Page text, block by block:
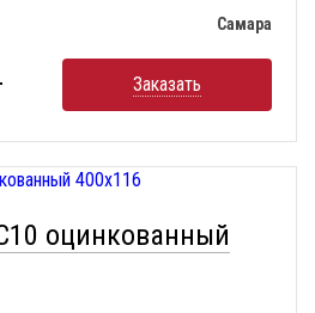
Самара
Заказать
оцинкованный